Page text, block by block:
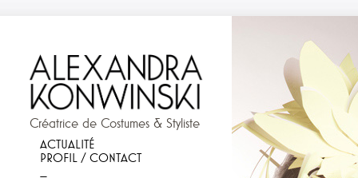
Créatrice de Costumes & Styliste
ACTUALITÉ
PROFIL / CONTACT